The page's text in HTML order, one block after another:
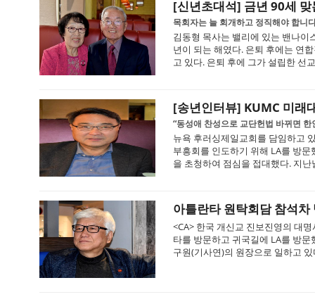
[신년초대석] 금년 90세
목회자는 늘 회개하고 정직해야 합니
김동형 목사는 밸리에 있는 밴나이
년이 되는 해였다. 은퇴 후에는 연
고 있다. 은퇴 후에 그가 설립한 선
[송년인터뷰] KUMC 미래
“동성애 찬성으로 교단헌법 바뀌면
뉴욕 후러싱제일교회를 담임하고
부흥회를 인도하기 위해 LA를 방
을 초청하여 점심을 접대했다. 지
아틀란타 원탁회담 참석
<CA> 한국 개신교 진보진영의 대
타를 방문하고 귀국길에 LA를 방
구원(기사연)의 원장으로 일하고